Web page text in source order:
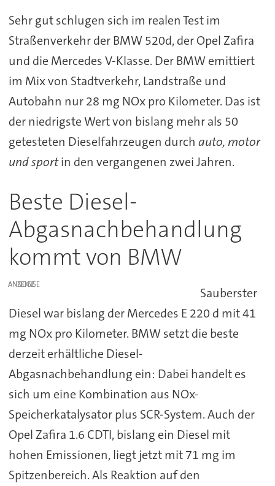
Sehr gut schlugen sich im realen Test im
Straßenverkehr der BMW 520d, der Opel Zafira
und die Mercedes V-Klasse. Der BMW emittiert
im Mix von Stadtverkehr, Landstraße und
Autobahn nur 28 mg NOx pro Kilometer. Das ist
der niedrigste Wert von bislang mehr als 50
getesteten Dieselfahrzeugen durch auto, motor
und sportin den vergangenen zwei Jahren.
Beste Diesel-
Abgasnachbehandlung
kommt von BMW
ANZEIGE
Sauberster
Diesel war bislang der Mercedes E 220 d mit 41
mg NOx pro Kilometer. BMW setzt die beste
derzeit erhältliche Diesel-
Abgasnachbehandlung ein: Dabei handelt es
sich um eine Kombination aus NOx-
Speicherkatalysator plus SCR-System. Auch der
Opel Zafira 1.6 CDTI, bislang ein Diesel mit
hohen Emissionen, liegt jetzt mit 71 mg im
Spitzenbereich. Als Reaktion auf den